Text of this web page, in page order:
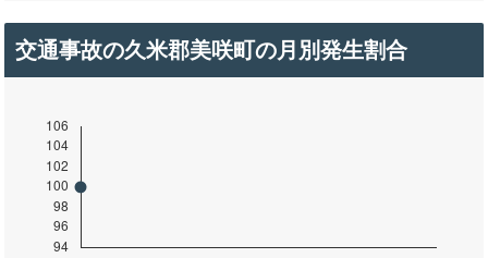
交通事故の久米郡美咲町の月別発生割合